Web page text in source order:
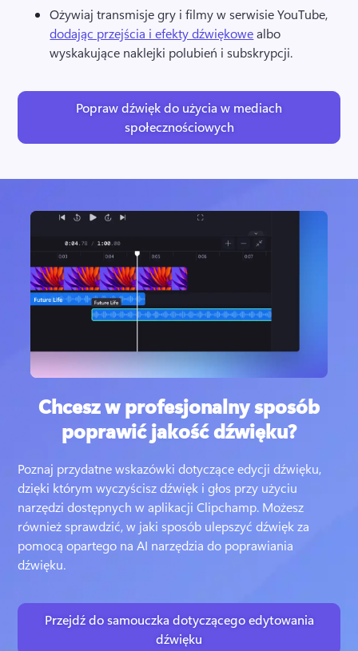
Ożywiaj transmisje gry i filmy w serwisie YouTube,
dodając przejścia i efekty dźwiękowe albo
wyskakujące naklejki polubień i subskrypcji.
Popraw dźwięk do użycia w mediach
społecznościowych
Chcesz w profesjonalny sposób
poprawić jakość dźwięku?
Poznaj przydatne wskazówki dotyczące edycji dźwięku,
dzięki którym wyczyścisz dźwięk i głos przy użyciu
narzędzi dostępnych w aplikacji Clipchamp. Możesz
również sprawdzić, w jaki sposób ulepszyć dźwięk za
pomocą opartego na AI narzędzia do poprawiania
dźwięku.
Przejdź do samouczka dotyczącego edytowania
dźwięku